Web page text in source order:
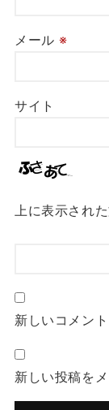
メール ※
サイト
上に表示され
新しいコメン
新しい投稿を